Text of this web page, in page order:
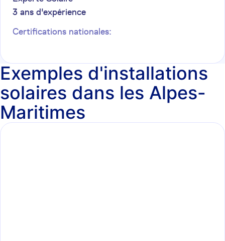
3 ans d'expérience
Certifications nationales:
Exemples d'installations
solaires dans les Alpes-
Maritimes